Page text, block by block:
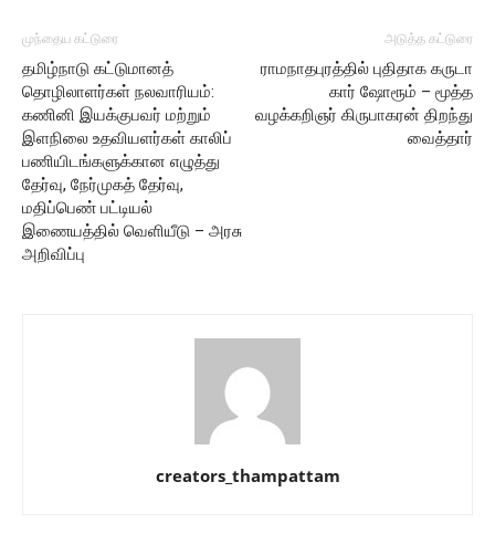
முந்தைய கட்டுரை
தமிழ்நாடு கட்டுமானத்
தொழிலாளர்கள் நலவாரியம்:
கணினி இயக்குபவர் மற்றும்
இளநிலை உதவியளர்கள் காலிப்
பணியிடங்களுக்கான எழுத்து
தேர்வு, நேர்முகத் தேர்வு,
மதிப்பெண் பட்டியல்
இணையத்தில் வெளியீடு – அரசு
அறிவிப்பு
அடுத்த கட்டுரை
ராமநாதபுரத்தில் புதிதாக கருடா
கார் ஷோரூம் – மூத்த
வழக்கறிஞர் கிருபாகரன் திறந்து
வைத்தார்
creators_thampattam